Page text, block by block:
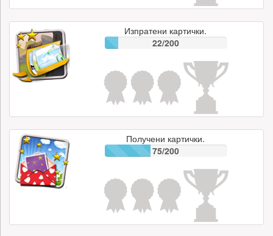
Изпратени картички.
22/200
Получени картички.
75/200